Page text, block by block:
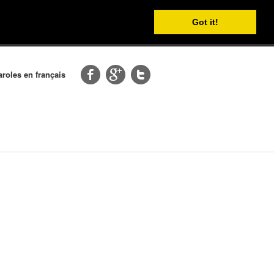
Got it!
en français